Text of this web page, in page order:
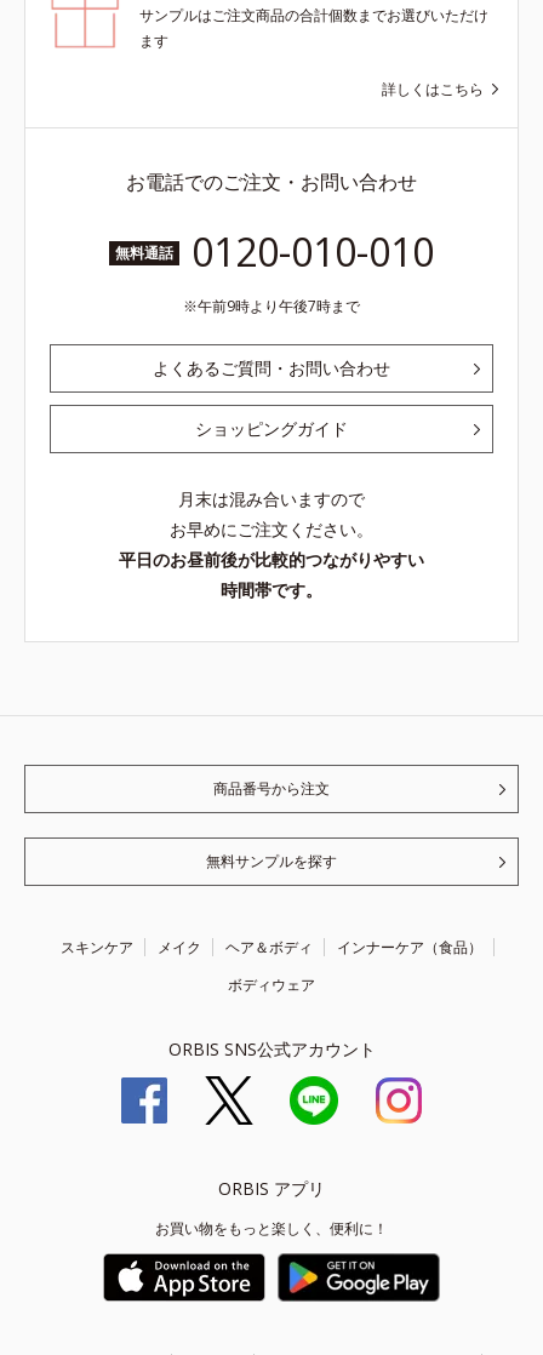
サンプルはご注文商品の合計個数までお選びいただけ
ます
詳しくはこちら
お電話でのご注文・お問い合わせ
無料通話 0120-010-010
午前9時より午後7時まで
よくあるご質問・お問い合わせ
ショッピングガイド
月末は混み合いますので
お早めにご注文ください。
平日のお昼前後が比較的つながりやすい
時間帯です。
商品番号から注文
無料サンプルを探す
スキンケア メイク ヘア＆ボディ
インナーケア（食品）
ボディウェア
ORBIS SNS公式アカウント
ORBIS アプリ
お買い物をもっと楽しく、便利に！